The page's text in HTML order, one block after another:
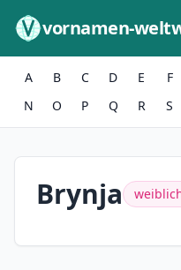
vornamen-
A B C D E F
N
O P Q R S
Brynja